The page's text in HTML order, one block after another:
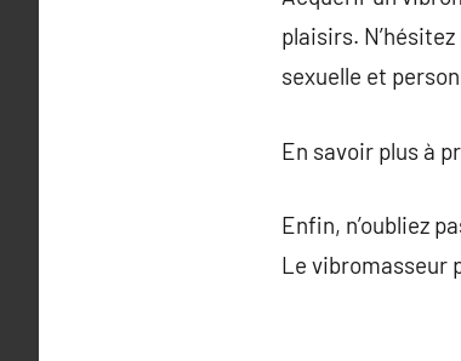
plaisirs.
sexuelle et
En savoir plus à
Enfin, n’oubliez
Le vibromasseur